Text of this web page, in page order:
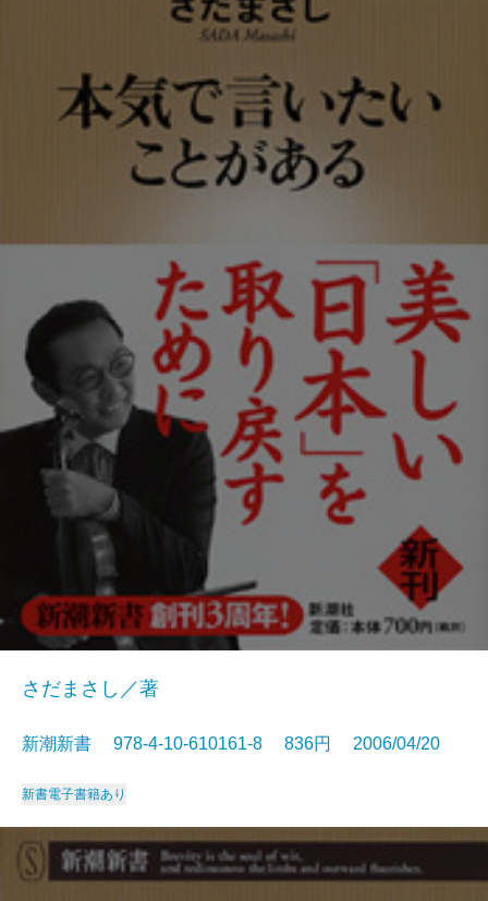
さだまさし／著
新潮新書 978-4-10-610161-8 836円 2006/04/20
新書電子書籍あり